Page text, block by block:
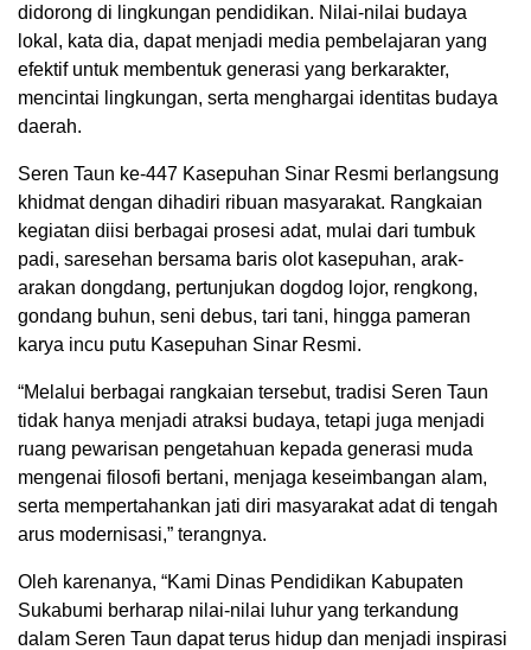
didorong di lingkungan pendidikan. Nilai-nilai budaya
lokal, kata dia, dapat menjadi media pembelajaran yang
efektif untuk membentuk generasi yang berkarakter,
mencintai lingkungan, serta menghargai identitas budaya
daerah.
Seren Taun ke-447 Kasepuhan Sinar Resmi berlangsung
khidmat dengan dihadiri ribuan masyarakat. Rangkaian
kegiatan diisi berbagai prosesi adat, mulai dari tumbuk
padi, saresehan bersama baris olot kasepuhan, arak-
arakan dongdang, pertunjukan dogdog lojor, rengkong,
gondang buhun, seni debus, tari tani, hingga pameran
karya incu putu Kasepuhan Sinar Resmi.
“Melalui berbagai rangkaian tersebut, tradisi Seren Taun
tidak hanya menjadi atraksi budaya, tetapi juga menjadi
ruang pewarisan pengetahuan kepada generasi muda
mengenai filosofi bertani, menjaga keseimbangan alam,
serta mempertahankan jati diri masyarakat adat di tengah
arus modernisasi,” terangnya.
Oleh karenanya, “Kami Dinas Pendidikan Kabupaten
Sukabumi berharap nilai-nilai luhur yang terkandung
dalam Seren Taun dapat terus hidup dan menjadi inspirasi